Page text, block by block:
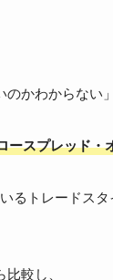
かわからない
ースプレッド・
るトレードス
較し、